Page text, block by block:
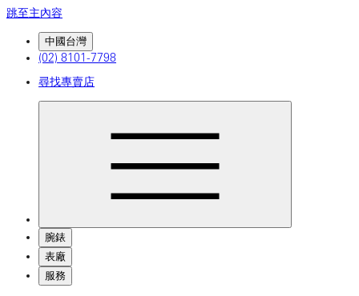
跳至主內容
中國台灣
(02) 8101-7798
尋找專賣店
腕錶
表廠
服務